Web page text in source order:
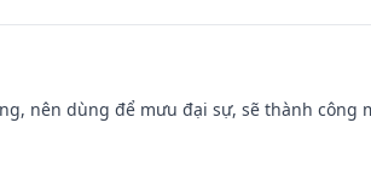
nên dùng để mưu đại sự, sẽ thành công